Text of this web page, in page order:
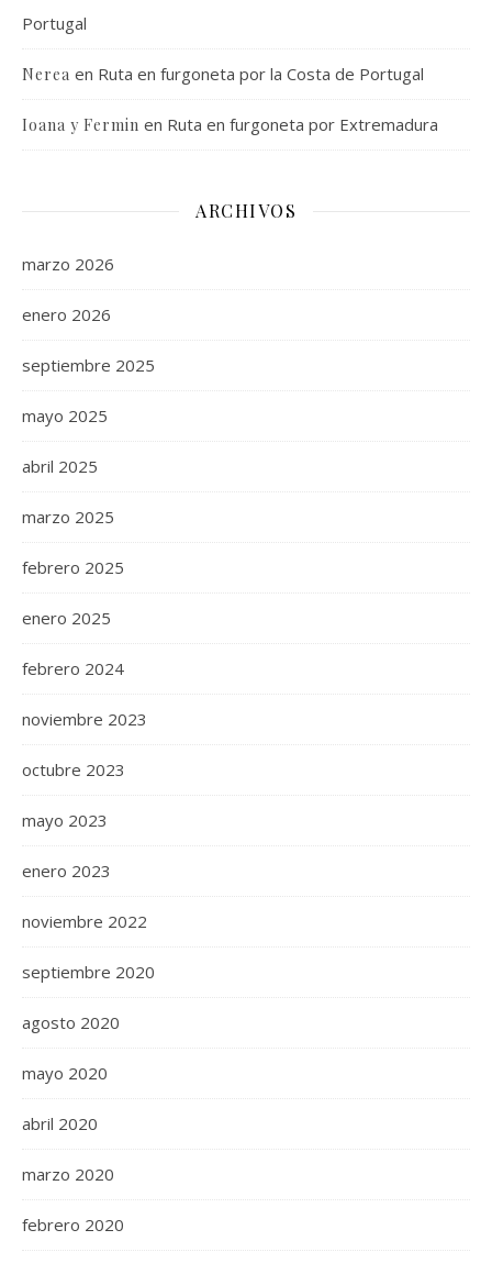
Portugal
Nerea en Ruta en furgoneta por la Costa de Portugal
Ioana y Fermin en Ruta en furgoneta por Extremadura
ARCHIVOS
marzo 2026
enero 2026
septiembre 2025
mayo 2025
abril 2025
marzo 2025
febrero 2025
enero 2025
febrero 2024
noviembre 2023
octubre 2023
mayo 2023
enero 2023
noviembre 2022
septiembre 2020
agosto 2020
mayo 2020
abril 2020
marzo 2020
febrero 2020